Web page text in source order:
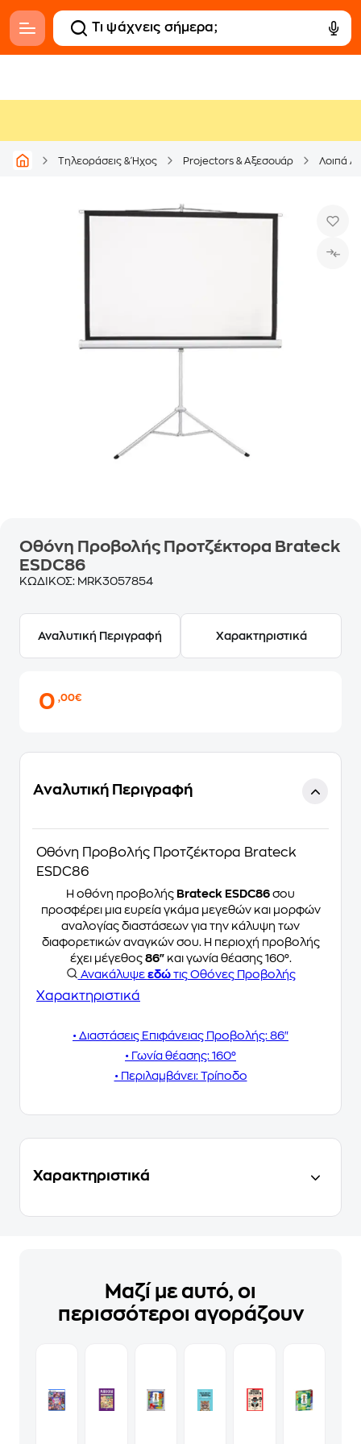
Τηλεοράσεις & Ήχος Projectors & Αξεσουάρ Λοιπά
Οθόνη Προβολής Προτζέκτορα Brateck
ESDC86
ΚΩΔΙΚΟΣ: MRK3057854
Αναλυτική Περιγραφή Χαρακτηριστικά
0,00€
Αναλυτική Περιγραφή
Οθόνη Προβολής Προτζέκτορα Brateck
ESDC86
Η οθόνη προβολής Brateck ESDC86 σου
προσφέρει μια ευρεία γκάμα μεγεθών και μορφών
αναλογίας διαστάσεων για την κάλυψη των
διαφορετικών αναγκών σου. Η περιοχή προβολής
έχει μέγεθος 86"και γωνία θέασης 160°.
Ανακάλυψε εδώτις Οθόνες Προβολής
Χαρακτηριστικά
• Διαστάσεις Επιφάνειας Προβολής: 86"
• Γωνία θέασης: 160°
• Περιλαμβάνει: Τρίποδο
Χαρακτηριστικά
Μαζί με αυτό, οι
περισσότεροι αγοράζουν